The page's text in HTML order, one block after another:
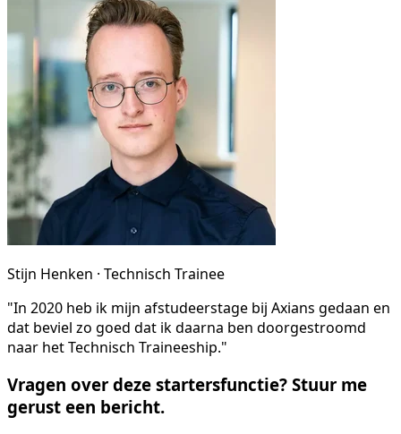
Stijn Henken · Technisch Trainee
"In 2020 heb ik mijn afstudeerstage bij Axians gedaan en
dat beviel zo goed dat ik daarna ben doorgestroomd
naar het Technisch Traineeship."
Vragen over deze startersfunctie? Stuur me
gerust een bericht.